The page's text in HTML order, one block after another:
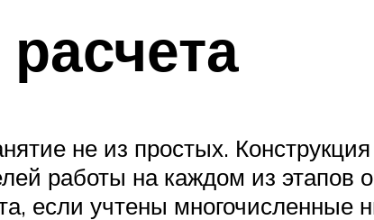
не из простых.
работы на каждом из этапов
если учтены многочисленные